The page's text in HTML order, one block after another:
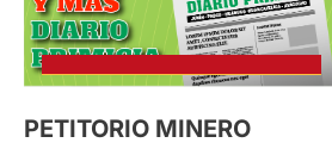
ALCALDE
PROVINCIAL
DE
PETITORIO MINERO